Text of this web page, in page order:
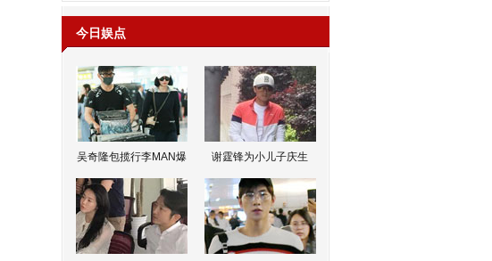
今日娱点
吴奇隆包揽行李MAN爆 谢霆锋为小儿子庆生